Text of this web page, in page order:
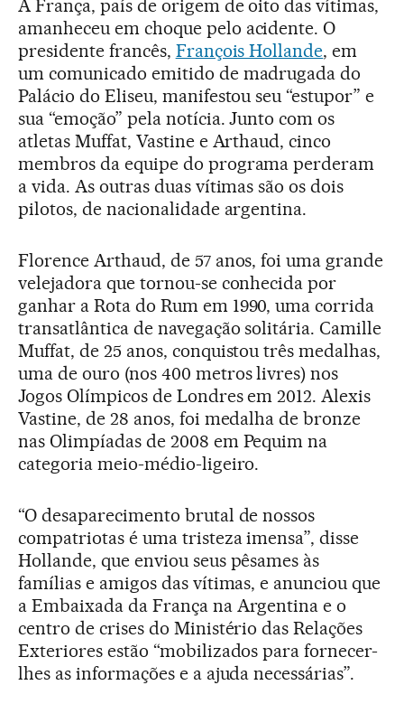
A França, país de origem de oito das vítimas,
amanheceu em choque pelo acidente. O
presidente francês, François Hollande, em
um comunicado emitido de madrugada do
Palácio do Eliseu, manifestou seu “estupor” e
sua “emoção” pela notícia. Junto com os
atletas Muffat, Vastine e Arthaud, cinco
membros da equipe do programa perderam
a vida. As outras duas vítimas são os dois
pilotos, de nacionalidade argentina.
Florence Arthaud, de 57 anos, foi uma grande
velejadora que tornou-se conhecida por
ganhar a Rota do Rum em 1990, uma corrida
transatlântica de navegação solitária. Camille
Muffat, de 25 anos, conquistou três medalhas,
uma de ouro (nos 400 metros livres) nos
Jogos Olímpicos de Londres em 2012. Alexis
Vastine, de 28 anos, foi medalha de bronze
nas Olimpíadas de 2008 em Pequim na
categoria meio-médio-ligeiro.
“O desaparecimento brutal de nossos
compatriotas é uma tristeza imensa”, disse
Hollande, que enviou seus pêsames às
famílias e amigos das vítimas, e anunciou que
a Embaixada da França na Argentina e o
centro de crises do Ministério das Relações
Exteriores estão “mobilizados para fornecer-
lhes as informações e a ajuda necessárias”.